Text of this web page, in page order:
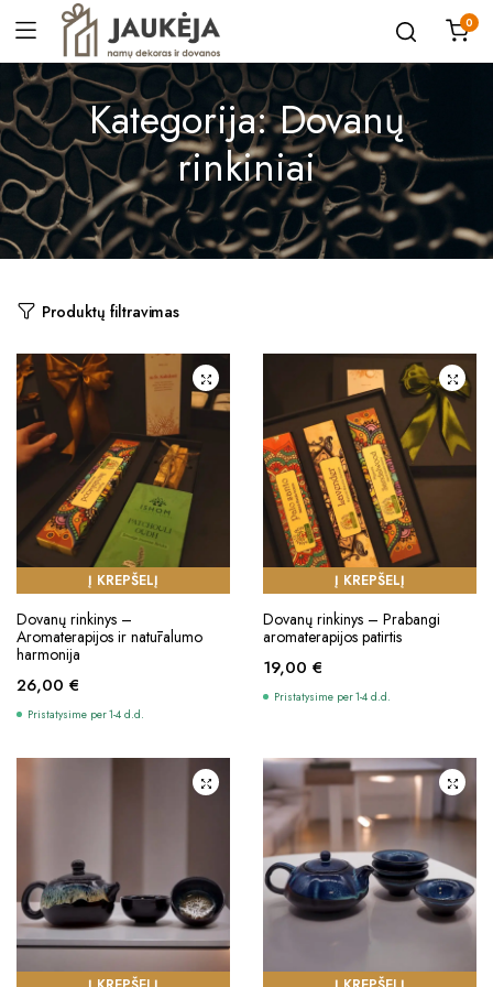
0
Kategorija:Dovanų
rinkiniai
Produktų filtravimas
Į KREPŠELĮ
Dovanų rinkinys –
Aromaterapijos ir natūralumo
harmonija
26,00 €
Pristatysime per 1-4 d.d.
Į KREPŠELĮ
Dovanų rinkinys – Prabangi
aromaterapijos patirtis
19,00 €
Pristatysime per 1-4 d.d.